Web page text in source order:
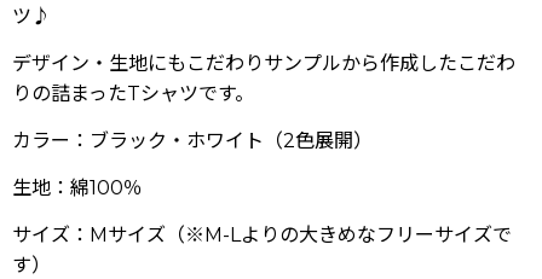
ツ♪
デザイン・生地にもこだわりサンプルから作成したこだわ
りの詰まったTシャツです。
カラー：ブラック・ホワイト（2色展開）
生地：綿100％
サイズ：Mサイズ（※M-Lよりの大きめなフリーサイズで
す）